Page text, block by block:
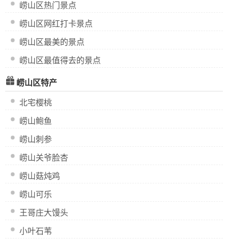
崂山区热门景点
崂山区网红打卡景点
崂山区最美的景点
崂山区最值得去的景点
崂山区特产
北宅樱桃
崂山鲍鱼
崂山刺参
崂山关爷脸杏
崂山菇炖鸡
崂山可乐
王哥庄大馒头
小叶石苇